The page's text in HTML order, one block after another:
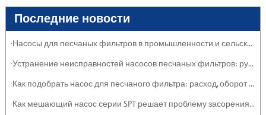
Последние новости
·Насосы для песчаных фильтров в промышленности и сельском хозяйстве: защита систем
·Устранение неисправностей насосов песчаных фильтров: руководство по обслуживанию
·Как подобрать насос для песчаного фильтра: расход, оборот и эффективность
·Как мешающий насос серии SPT решает проблему засорения тяжелыми отложениями и суспензиями